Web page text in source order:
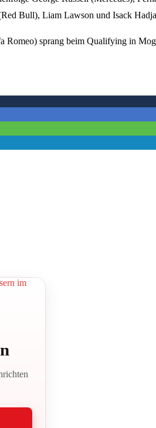
Bull), Liam Lawson und Isack
sprang beim Qualifying in